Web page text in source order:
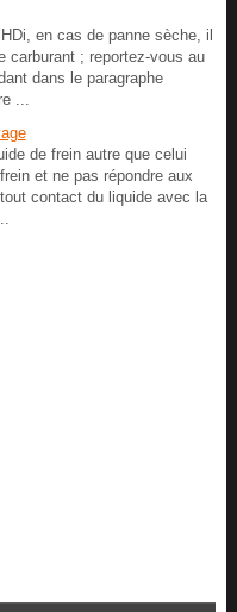
en cas de panne sèche, il
carburant ; reportez-vous au
dans le paragraphe
...
de frein autre que celui
et ne pas répondre aux
contact du liquide avec la